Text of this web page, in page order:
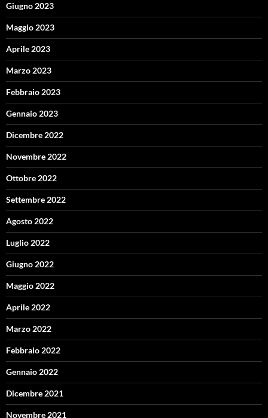
Giugno 2023
Maggio 2023
Aprile 2023
Marzo 2023
Febbraio 2023
Gennaio 2023
Dicembre 2022
Novembre 2022
Ottobre 2022
Settembre 2022
Agosto 2022
Luglio 2022
Giugno 2022
Maggio 2022
Aprile 2022
Marzo 2022
Febbraio 2022
Gennaio 2022
Dicembre 2021
Novembre 2021